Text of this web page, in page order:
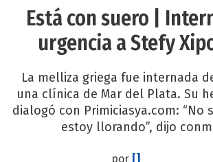
Está con suero |
urgencia a Stefy
La melliza griega fue internada
una clínica de Mar del Plata. Su
dialogó con Primiciasya.com: “No
estoy llorando”, dijo
por []